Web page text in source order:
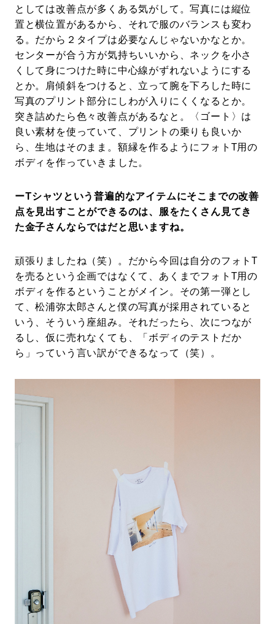
としては改善点が多くある気がして。写真には縦位
置と横位置があるから、それで服のバランスも変わ
る。だから２タイプは必要なんじゃないかなとか。
センターが合う方が気持ちいいから、ネックを小さ
くして身につけた時に中心線がずれないようにする
とか。肩傾斜をつけると、立って腕を下ろした時に
写真のプリント部分にしわが入りにくくなるとか。
突き詰めたら色々改善点があるなと。〈ゴート〉は
良い素材を使っていて、プリントの乗りも良いか
ら、生地はそのまま。額縁を作るようにフォトT用の
ボディを作っていきました。
ーTシャツという普遍的なアイテムにそこまでの改善
点を見出すことができるのは、服をたくさん見てき
た金子さんならではだと思いますね。
頑張りましたね（笑）。だから今回は自分のフォトT
を売るという企画ではなくて、あくまでフォトT用の
ボディを作るということがメイン。その第一弾とし
て、松浦弥太郎さんと僕の写真が採用されていると
いう、そういう座組み。それだったら、次につなが
るし、仮に売れなくても、「ボディのテストだか
ら」っていう言い訳ができるなって（笑）。